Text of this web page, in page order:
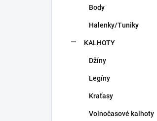
Body
Halenky/Tuniky
KALHOTY
Džíny
Legíny
Kraťasy
Volnočasové kalhoty